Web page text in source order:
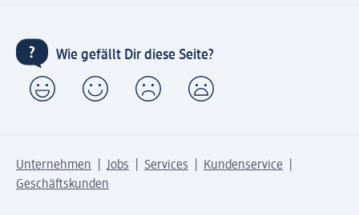
Wie gefällt Dir diese Seite?
Unternehmen Jobs Services
Kundenservice
Geschäftskunden